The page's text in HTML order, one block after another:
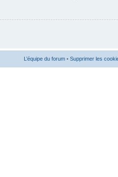
L’équipe du forum • Supprimer les